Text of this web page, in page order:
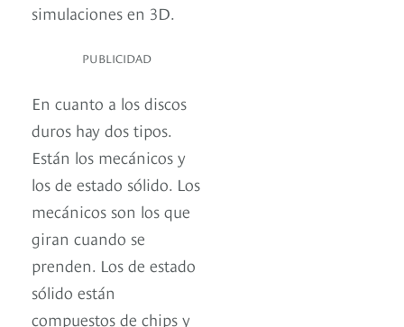
simulaciones en 3D.
PUBLICIDAD
En cuanto a los discos
duros hay dos tipos.
Están los mecánicos y
los de estado sólido. Los
mecánicos son los que
giran cuando se
prenden. Los de estado
sólido están
compuestos de chips y